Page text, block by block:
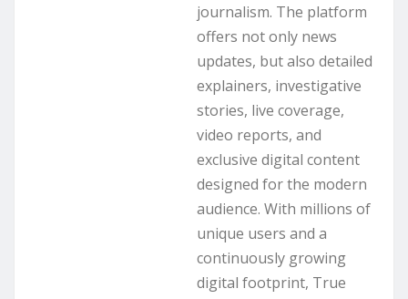
journalism. The platform
offers not only news
updates, but also detailed
explainers, investigative
stories, live coverage,
video reports, and
exclusive digital content
designed for the modern
audience. With millions of
unique users and a
continuously growing
digital footprint, True